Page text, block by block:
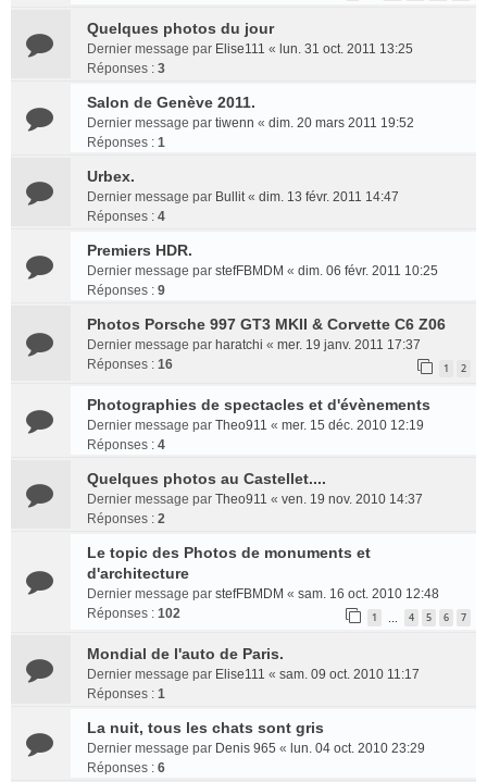
Quelques photos du jour
Dernier message par Elise111 « lun. 31 oct. 2011 13:25
Réponses : 3
Salon de Genève 2011.
Dernier message par tiwenn « dim. 20 mars 2011 19:52
Réponses : 1
Urbex.
Dernier message par Bullit« dim. 13 févr. 2011 14:47
Réponses : 4
Premiers HDR.
Dernier message par stefFBMDM « dim. 06 févr. 2011 10:25
Réponses : 9
Photos Porsche 997 GT3 MKII & Corvette C6 Z06
Dernier message par haratchi « mer. 19 janv. 2011 17:37
Réponses : 16 1 2
Photographies de spectacles et d'évènements
Dernier message par Theo911 « mer. 15 déc. 2010 12:19
Réponses : 4
Quelques photos au Castellet....
Dernier message par Theo911 « ven. 19 nov. 2010 14:37
Réponses : 2
Le topic des Photos de monuments et
d'architecture
Dernier message par stefFBMDM « sam. 16 oct. 2010 12:48
Réponses : 102 1 4 5 6 7
Mondial de l'auto de Paris.
Dernier message par Elise111 « sam. 09 oct. 2010 11:17
Réponses : 1
La nuit, tous les chats sont gris
Dernier message par Denis 965 « lun. 04 oct. 2010 23:29
Réponses : 6